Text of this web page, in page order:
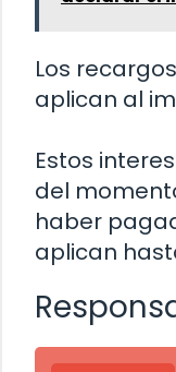
Los
aplican al
Estos
del
haber
aplican